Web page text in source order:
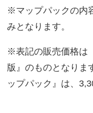
※マップパックの内
みとなります。
※表記の販売価格は
版』のものとなりま
ップパック』は、